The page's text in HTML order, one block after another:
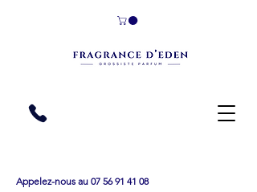
Appelez-nous au 07 56 91 41 08